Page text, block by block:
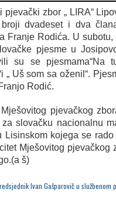
pjevački zbor „ LIRA“
dvadeset i dva
Franje Rodića. U
pjesme u
su se pjesmama“Na
„ Uš som sa oženil“.
Rodić.
pjevačkog
za slovačku nacionalnu
Lisinskom kojega se
Mješovitog pjevačkog
š)
Ivan Gašparovič u